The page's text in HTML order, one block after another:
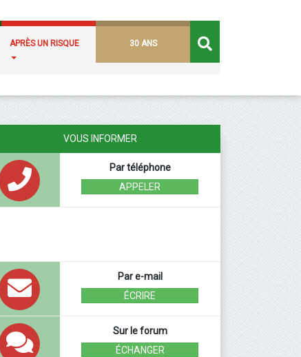
APRÈS UN RISQUE 30 ANS
VOUS INFORMER
Par téléphone
APPELER
Par e-mail
ÉCRIRE
Sur le forum
ÉCHANGER